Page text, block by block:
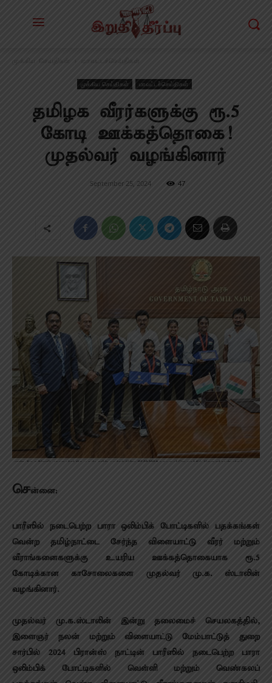
முக்கிய செய்திகள் மாவட்டச்செய்திகள்
முக்கிய செய்திகள் மாவட்டச்செய்திகள்
தமிழக வீரர்களுக்கு ரூ.5
கோடி ஊக்கத்தொகை!
முதல்வர் வழங்கினார்
September 25, 2024 47
சென்னை:
பாரீஸில் நடைபெற்ற பாரா ஒலிம்பிக் போட்டிகளில் பதக்கங்கள்
வென்ற தமிழ்நாட்டை சேர்ந்த விளையாட்டு வீரர் மற்றும்
வீராங்கனைகளுக்கு உயரிய ஊக்கத்தொகையாக ரூ.5
கோடிக்கான காசோலைகளை முதல்வர் மு.க. ஸ்டாலின்
வழங்கினார்.
முதல்வர் மு.க.ஸ்டாலின் இன்று தலைமைச் செயலகத்தில்,
இளைஞர் நலன் மற்றும் விளையாட்டு மேம்பாட்டுத் துறை
சார்பில் 2024 பிரான்ஸ் நாட்டின் பாரீஸில் நடைபெற்ற பாரா
ஒலிம்பிக் போட்டிகளில் வெள்ளி மற்றும் வெண்கலப்